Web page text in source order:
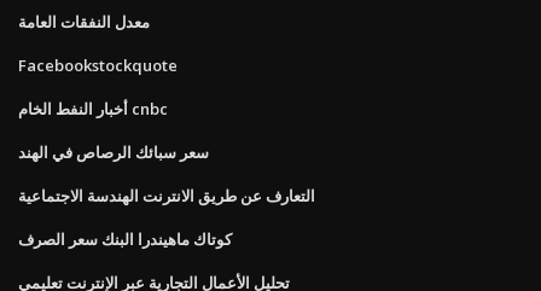
معدل النفقات العامة
Facebookstockquote
أخبار النفط الخام cnbc
سعر سبائك الرصاص في الهند
التعارف عن طريق الانترنت الهندسة الاجتماعية
كوتاك ماهيندرا البنك سعر الصرف
تحليل الأعمال التجارية عبر الإنترنت تعليمي